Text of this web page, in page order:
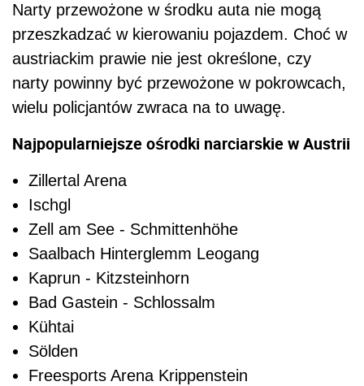
Narty przewożone w środku auta nie mogą
przeszkadzać w kierowaniu pojazdem. Choć w
austriackim prawie nie jest określone, czy
narty powinny być przewożone w pokrowcach,
wielu policjantów zwraca na to uwagę.
Najpopularniejsze ośrodki narciarskie w Austrii
Zillertal Arena
Ischgl
Zell am See - Schmittenhöhe
Saalbach Hinterglemm Leogang
Kaprun - Kitzsteinhorn
Bad Gastein - Schlossalm
Kühtai
Sölden
Freesports Arena Krippenstein